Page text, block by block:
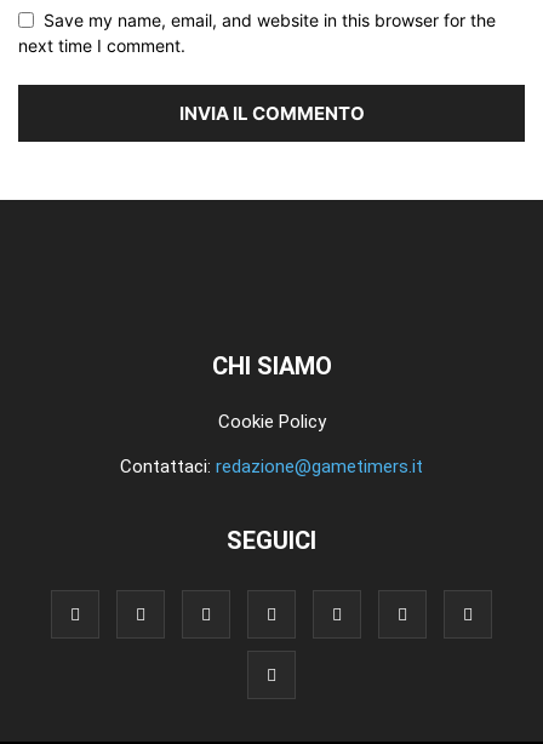
Save my name, email, and website in this browser for the
next time I comment.
CHI SIAMO
Cookie Policy
Contattaci: redazione@gametimers.it
SEGUICI